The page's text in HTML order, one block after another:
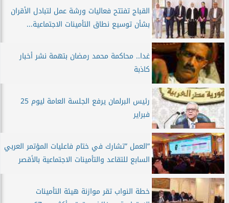
القباج تفتتح فعاليات ورشة عمل لتبادل الأقران
بشأن توسيع نطاق التأمينات الاجتماعية...
غدا.. محاكمة محمد رمضان بتهمة نشر أخبار
كاذبة
رئيس البرلمان يرفع الجلسة العامة ليوم 25
فبراير
”العمل ”تشارك في ختام فاعليات المؤتمر العربي
السابع للتقاعد والتأمينات الاجتماعية بالأقصر
خطة النواب تقر موازنة هيئة التأمينات